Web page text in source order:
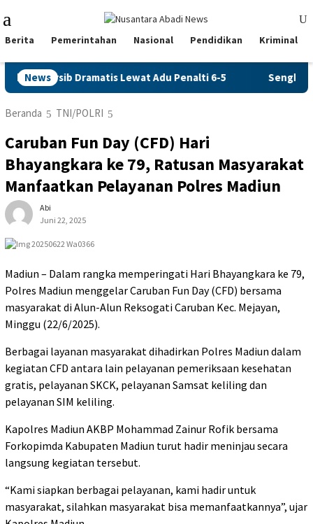
ke
konten
Mobile
Berita Pemerintahan Nasional Pendidikan Kriminal
News
Persib Dramatis Lewat Adu Penalti 6-5 Sengketa
Beranda TNI/POLRI
Caruban Fun Day (CFD) Hari
Bhayangkara ke 79, Ratusan Masyarakat
Manfaatkan Pelayanan Polres Madiun
Abi
Juni 22, 2025
Madiun – Dalam rangka memperingati Hari Bhayangkara ke 79,
Polres Madiun menggelar Caruban Fun Day (CFD) bersama
masyarakat di Alun-Alun Reksogati Caruban Kec. Mejayan,
Minggu (22/6/2025).
Berbagai layanan masyarakat dihadirkan Polres Madiun dalam
kegiatan CFD antara lain pelayanan pemeriksaan kesehatan
gratis, pelayanan SKCK, pelayanan Samsat keliling dan
pelayanan SIM keliling.
Kapolres Madiun AKBP Mohammad Zainur Rofik bersama
Forkopimda Kabupaten Madiun turut hadir meninjau secara
langsung kegiatan tersebut.
“Kami siapkan berbagai pelayanan, kami hadir untuk
masyarakat, silahkan masyarakat bisa memanfaatkannya”, ujar